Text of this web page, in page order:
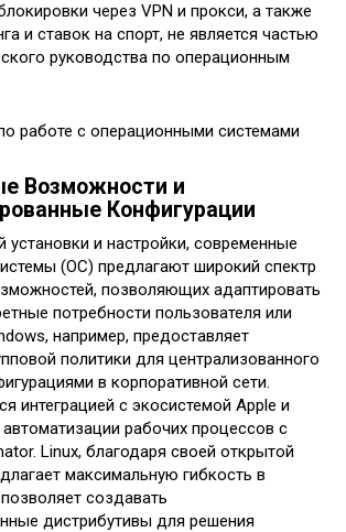
через VPN и прокси, а также
и ставок на спорт, не является частью
руководства по операционным
Возможности и
Конфигурации
и настройки, современные
(ОС) предлагают широкий спектр
позволяющих адаптировать
потребности пользователя или
например, предоставляет
политики для централизованного
в корпоративной сети.
интеграцией с экосистемой Apple и
рабочих процессов с
Linux, благодаря своей открытой
максимальную гибкость в
создавать
дистрибутивы для решения